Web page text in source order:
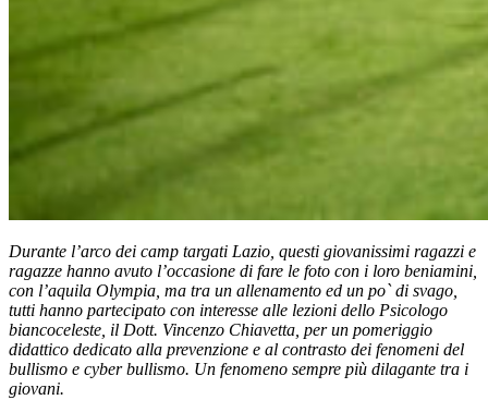
Durante l’arco dei camp targati Lazio, questi giovanissimi ragazzi e
ragazze hanno avuto l’occasione di fare le foto con i loro beniamini,
con l’aquila Olympia, ma tra un allenamento ed un po` di svago,
tutti hanno partecipato con interesse alle lezioni dello Psicologo
biancoceleste, il Dott. Vincenzo Chiavetta, per un pomeriggio
didattico dedicato alla prevenzione e al contrasto dei fenomeni del
bullismo e cyber bullismo. Un fenomeno sempre più dilagante tra i
giovani.